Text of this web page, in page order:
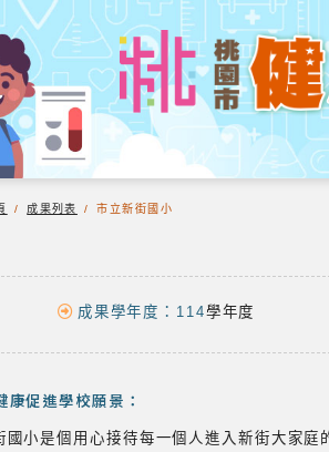
/成果列表 / 市立新街國小
成果學年度：114學年度
康促進學校願景：
國小是個用心接待每一個人進入新街大家